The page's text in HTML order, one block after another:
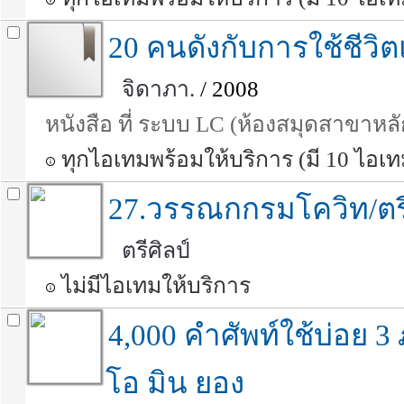
20 คนดังกับการใช้ชีวิ
จิดาภา. / 2008
หนังสือ ที่ ระบบ LC (ห้องสมุดสาขาห
ทุกไอเทมพร้อมให้บริการ (มี 10 ไอเ
27.วรรณกกรมโควิท/ต
ตรีศิลป์
ไม่มีไอเทมให้บริการ
4,000 คำศัพท์ใช้บ่อย 3
โอ มิน ยอง